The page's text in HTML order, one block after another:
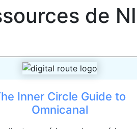
de
Inner Circle Guide to
Omnicanal